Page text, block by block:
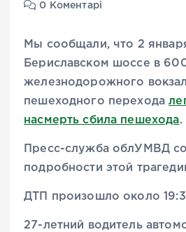
0 Коментарі
Мы сообщали, что 2
Бериславском шоссе в
железнодорожного
пешеходного перехода
насмерть сбила пешехода.
Пресс-служба облУМВД
подробности этой
ДТП произошло около
27-летний водитель